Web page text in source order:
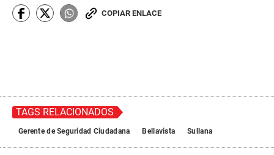
COPIAR ENLACE
TAGS RELACIONADOS
Gerente de Seguridad Ciudadana Bellavista Sullana